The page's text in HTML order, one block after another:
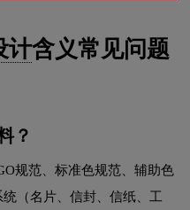
计含义常见问题
？
规范、标准色规范、辅助色
（名片、信封、信纸、工